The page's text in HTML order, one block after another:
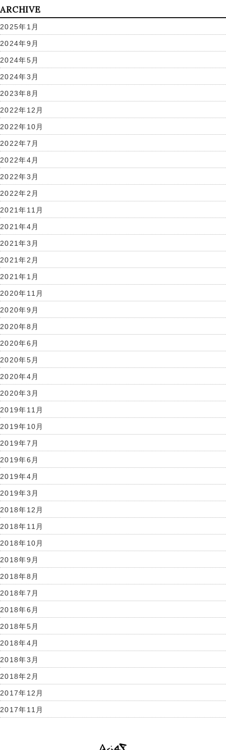
ARCHIVE
2025年1月
2024年9月
2024年5月
2024年3月
2023年8月
2022年12月
2022年10月
2022年7月
2022年4月
2022年3月
2022年2月
2021年11月
2021年4月
2021年3月
2021年2月
2021年1月
2020年11月
2020年9月
2020年8月
2020年6月
2020年5月
2020年4月
2020年3月
2019年11月
2019年10月
2019年7月
2019年6月
2019年4月
2019年3月
2018年12月
2018年11月
2018年10月
2018年9月
2018年8月
2018年7月
2018年6月
2018年5月
2018年4月
2018年3月
2018年2月
2017年12月
2017年11月